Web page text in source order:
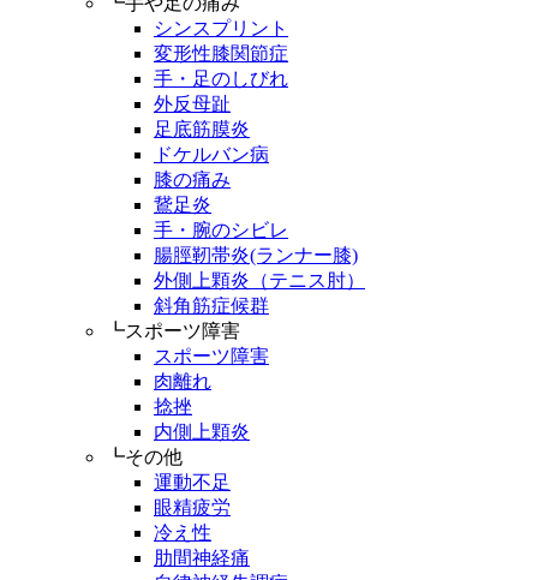
シンスプリント
変形性膝関節症
手・足のしびれ
外反母趾
足底筋膜炎
ドケルバン病
膝の痛み
鵞足炎
手・腕のシビレ
腸脛靭帯炎(ランナー膝)
外側上顆炎（テニス肘）
斜角筋症候群
┗スポーツ障害
スポーツ障害
肉離れ
捻挫
内側上顆炎
┗その他
運動不足
眼精疲労
冷え性
肋間神経痛